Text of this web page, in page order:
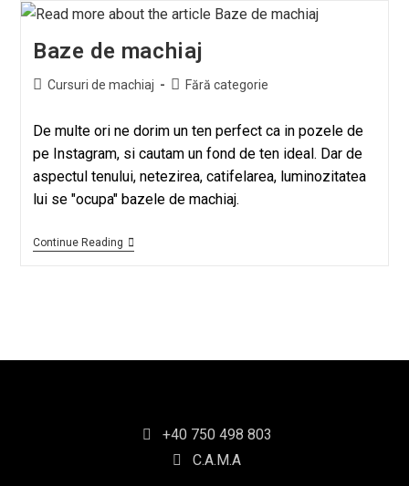
Baze de machiaj
Cursuri de machiaj Fără categorie
De multe ori ne dorim un ten perfect ca in pozele de
pe Instagram, si cautam un fond de ten ideal. Dar de
aspectul tenului, netezirea, catifelarea, luminozitatea
lui se "ocupa" bazele de machiaj.
Continue Reading
+40 750 498 803
C.A.M.A